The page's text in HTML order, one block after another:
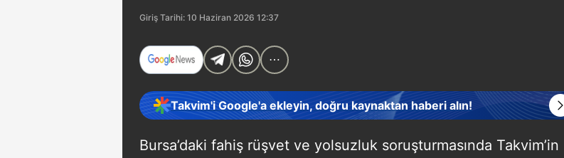
Giriş Tarihi: 10 Haziran 2026 12:37
Takvim'i Google'a ekleyin, doğru kaynaktan haberi alın!
Bursa’daki fahiş rüşvet ve yolsuzluk soruşturmasında Takvim’in